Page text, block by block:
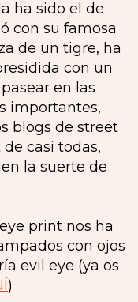
ha sido el de
con su famosa
de un tigre, ha
con un
en las
importantes,
blogs de street
casi todas,
la suerte de
print nos ha
con ojos
evil eye (ya os
)